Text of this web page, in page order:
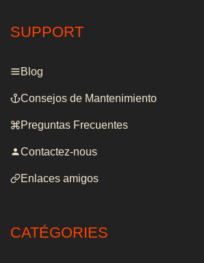
SUPPORT
Blog
Consejos de Mantenimiento
Preguntas Frecuentes
Contactez-nous
Enlaces amigos
CATÉGORIES